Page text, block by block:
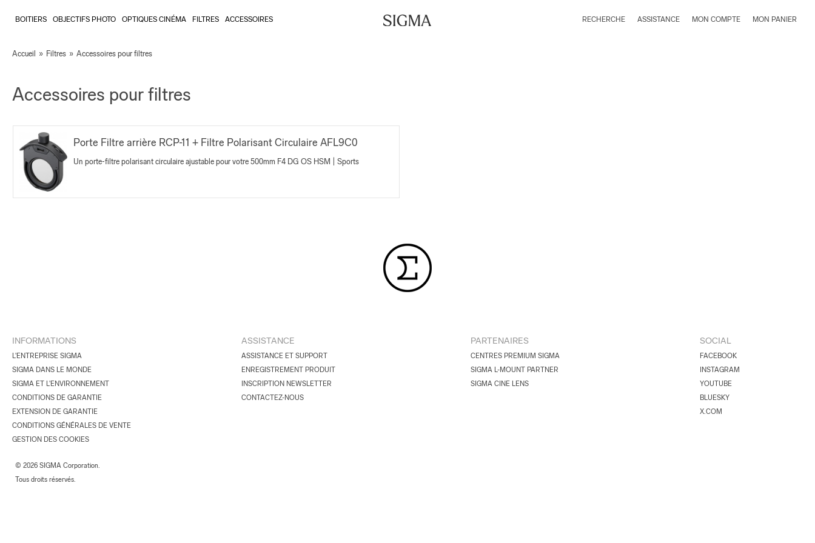
BOITIERS OBJECTIFS PHOTO OPTIQUES CINÉMA FILTRES ACCESSOIRES RECHERCHE ASSISTANCE MON COMPTE MON PANIER
Accueil » Filtres » Accessoires pour filtres
Accessoires pour filtres
Porte Filtre arrière RCP-11 + Filtre Polarisant Circulaire AFL9C0
Un porte-filtre polarisant circulaire ajustable pour votre 500mm F4 DG OS HSM | Sports
INFORMATIONS
L'ENTREPRISE SIGMA
SIGMA DANS LE MONDE
SIGMA ET L'ENVIRONNEMENT
CONDITIONS DE GARANTIE
EXTENSION DE GARANTIE
CONDITIONS GÉNÉRALES DE VENTE
GESTION DES COOKIES
ASSISTANCE
ASSISTANCE ET SUPPORT
ENREGISTREMENT PRODUIT
INSCRIPTION NEWSLETTER
CONTACTEZ-NOUS
PARTENAIRES
CENTRES PREMIUM SIGMA
SIGMA L-MOUNT PARTNER
SIGMA CINE LENS
SOCIAL
FACEBOOK
INSTAGRAM
YOUTUBE
BLUESKY
X.COM
© 2026 SIGMA Corporation.
Tous droits réservés.